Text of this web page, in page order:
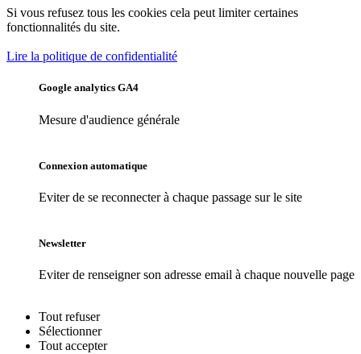
Si vous refusez tous les cookies cela peut limiter certaines
fonctionnalités du site.
Lire la politique de confidentialité
Google analytics GA4
Mesure d'audience générale
Connexion automatique
Eviter de se reconnecter à chaque passage sur le site
Newsletter
Eviter de renseigner son adresse email à chaque nouvelle page
Tout refuser
Sélectionner
Tout accepter